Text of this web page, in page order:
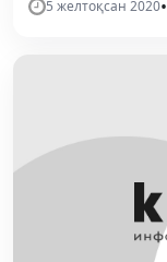
5 желтоқсан 2020•